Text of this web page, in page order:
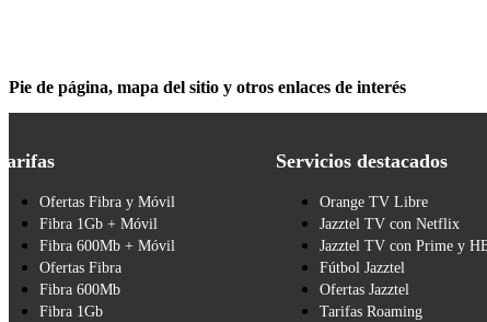
Pie de página, mapa del sitio y otros enlaces de interés
Ofertas Fibra y Móvil
Fibra 1Gb + Móvil
Fibra 600Mb + Móvil
Ofertas Fibra
Fibra 600Mb
Fibra 1Gb
Servicios destacados
Orange TV Libre
Jazztel TV con Netflix
Jazztel TV con Prime y
Fútbol Jazztel
Ofertas Jazztel
Tarifas Roaming